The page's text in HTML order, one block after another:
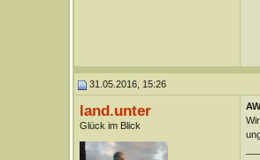
31.05.2016, 15:26
land.unter
Glück im Blick